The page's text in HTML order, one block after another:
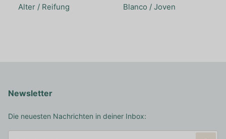
Alter / Reifung Blanco / Joven
Newsletter
Die neuesten Nachrichten in deiner Inbox: